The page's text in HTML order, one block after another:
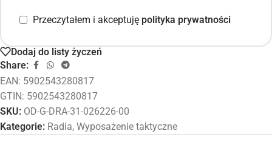
Przeczytałem i akceptuję polityka prywatności
Dodaj do listy życzeń
Share:
EAN: 5902543280817
GTIN: 5902543280817
SKU: OD-G-DRA-31-026226-00
Kategorie: Radia, Wyposażenie taktyczne